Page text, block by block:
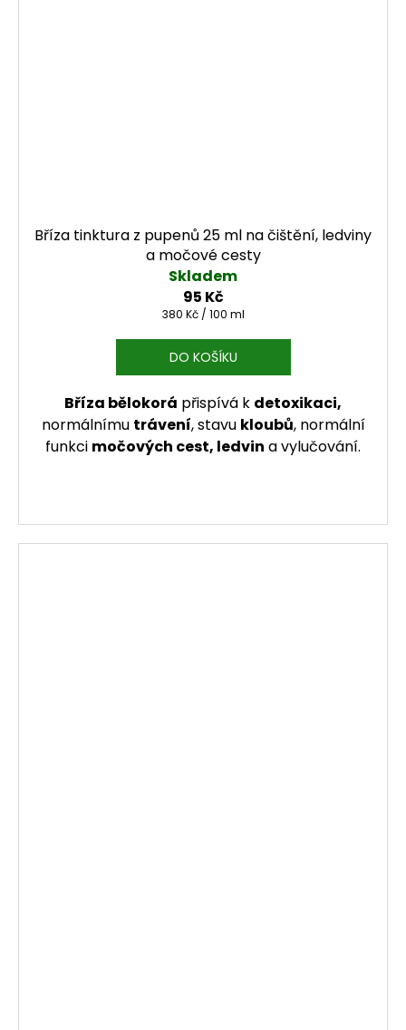
Bříza tinktura z pupenů 25 ml na čištění, ledviny
a močové cesty
Skladem
95 Kč
Měrná cena:
380 Kč / 100 ml
DO KOŠÍKU
Bříza bělokorá přispívá k detoxikaci,
normálnímu trávení, stavu kloubů, normální
funkci močových cest, ledvin a vylučování.